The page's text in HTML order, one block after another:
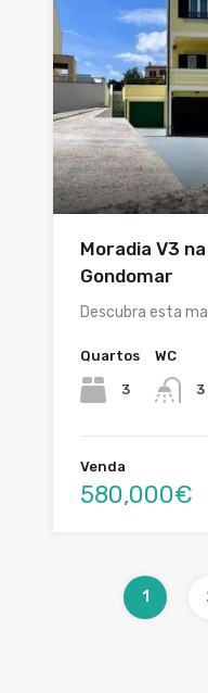
Moradia V3
Gondomar
Descubra esta
Quartos
3
WC
3
Venda
580,000€
1